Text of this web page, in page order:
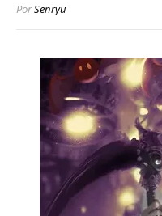
PorSenryu